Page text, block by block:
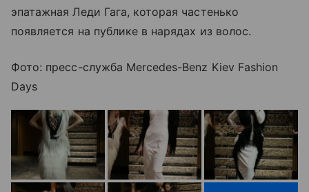
эпатажная Леди Гага, которая частенько
появляется на публике в нарядах из волос.
Фото: пресс-служба Mercedes-Benz Kiev Fashion
Days